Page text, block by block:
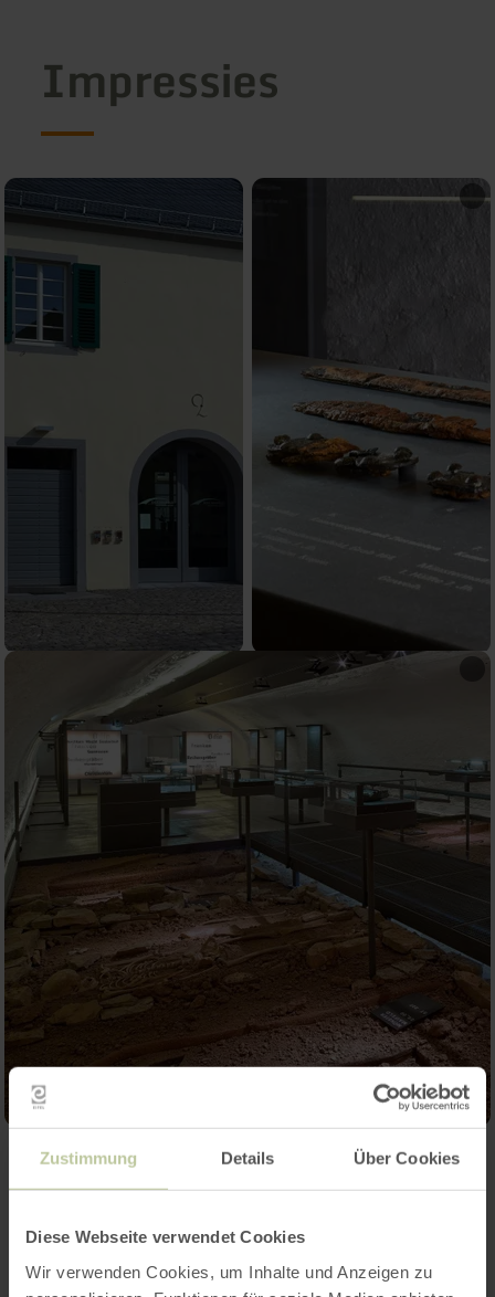
Zustimmung Details Über Cookies
Diese Webseite verwendet Cookies
Wir verwenden Cookies, um Inhalte und Anzeigen zu
Impressies
Contact